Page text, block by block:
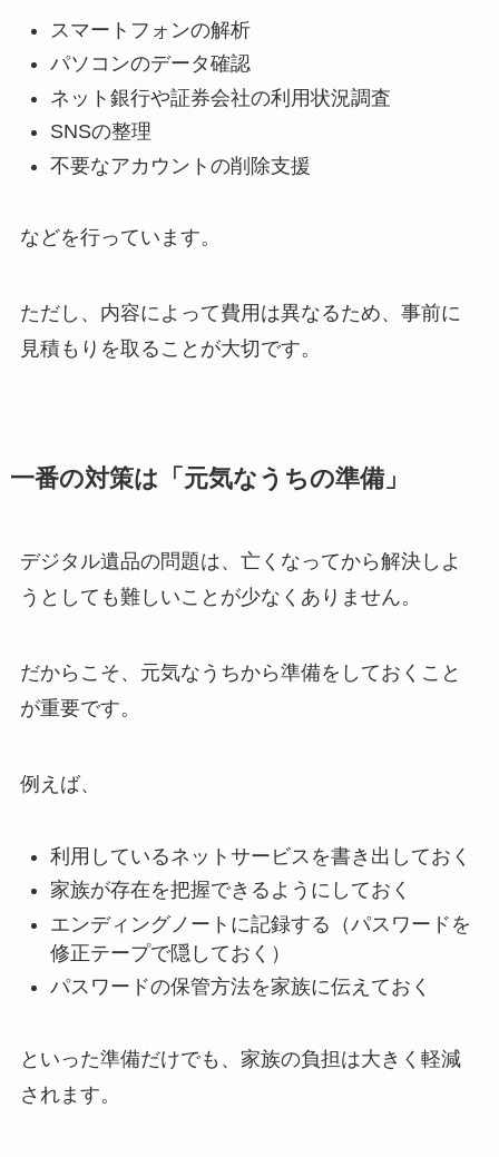
スマートフォンの解析
パソコンのデータ確認
ネット銀行や証券会社の利用状況調査
SNSの整理
不要なアカウントの削除支援
などを行っています。
ただし、内容によって費用は異なるため、事前に
見積もりを取ることが大切です。
一番の​対策は​「元気なうちの​準備」
デジタル遺品の問題は、亡くなってから解決しよ
うとしても難しいことが少なくありません。
だからこそ、元気なうちから準備をしておくこと
が重要です。
例えば、
利用しているネットサービスを書き出しておく
家族が存在を把握できるようにしておく
エンディングノートに記録する（パスワードを
修正テープで隠しておく）
パスワードの保管方法を家族に伝えておく
といった準備だけでも、家族の負担は大きく軽減
されます。